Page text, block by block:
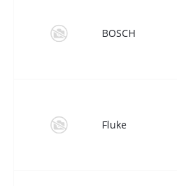
BOSCH
Fluke